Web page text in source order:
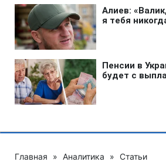
Главная » Аналитика » Статьи